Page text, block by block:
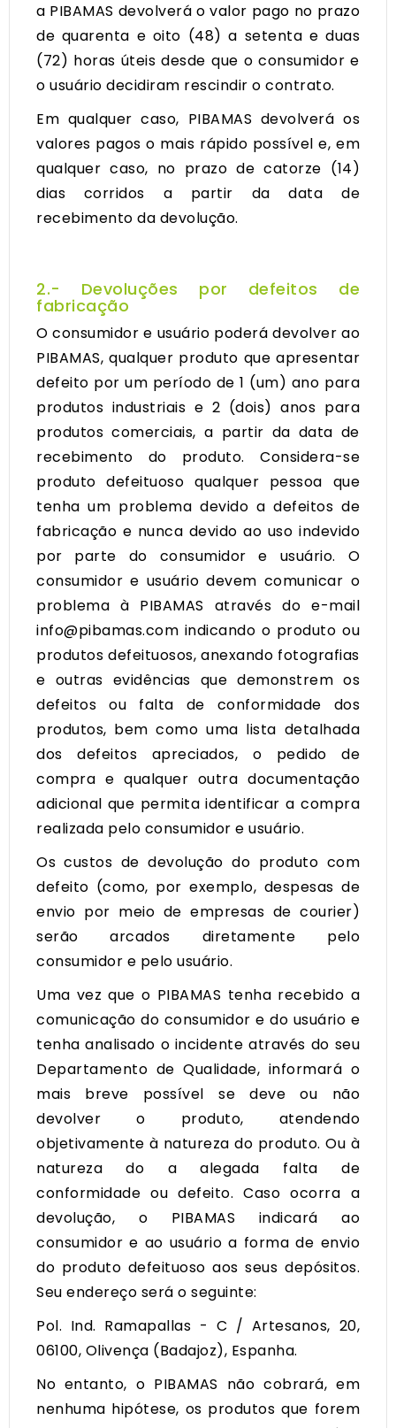
a PIBAMAS devolverá o valor pago no prazo
de quarenta e oito (48) a setenta e duas
(72) horas úteis desde que o consumidor e
o usuário decidiram rescindir o contrato.
Em qualquer caso, PIBAMAS devolverá os
valores pagos o mais rápido possível e, em
qualquer caso, no prazo de catorze (14)
dias corridos a partir da data de
recebimento da devolução.
2.- Devoluções por defeitos de
fabricação
O consumidor e usuário poderá devolver ao
PIBAMAS, qualquer produto que apresentar
defeito por um período de 1 (um) ano para
produtos industriais e 2 (dois) anos para
produtos comerciais, a partir da data de
recebimento do produto. Considera-se
produto defeituoso qualquer pessoa que
tenha um problema devido a defeitos de
fabricação e nunca devido ao uso indevido
por parte do consumidor e usuário. O
consumidor e usuário devem comunicar o
problema à PIBAMAS através do e-mail
info@pibamas.com indicando o produto ou
produtos defeituosos, anexando fotografias
e outras evidências que demonstrem os
defeitos ou falta de conformidade dos
produtos, bem como uma lista detalhada
dos defeitos apreciados, o pedido de
compra e qualquer outra documentação
adicional que permita identificar a compra
realizada pelo consumidor e usuário.
Os custos de devolução do produto com
defeito (como, por exemplo, despesas de
envio por meio de empresas de courier)
serão arcados diretamente pelo
consumidor e pelo usuário.
Uma vez que o PIBAMAS tenha recebido a
comunicação do consumidor e do usuário e
tenha analisado o incidente através do seu
Departamento de Qualidade, informará o
mais breve possível se deve ou não
devolver o produto, atendendo
objetivamente à natureza do produto. Ou à
natureza do a alegada falta de
conformidade ou defeito. Caso ocorra a
devolução, o PIBAMAS indicará ao
consumidor e ao usuário a forma de envio
do produto defeituoso aos seus depósitos.
Seu endereço será o seguinte:
Pol. Ind. Ramapallas - C / Artesanos, 20,
06100, Olivença (Badajoz), Espanha.
No entanto, o PIBAMAS não cobrará, em
nenhuma hipótese, os produtos que forem